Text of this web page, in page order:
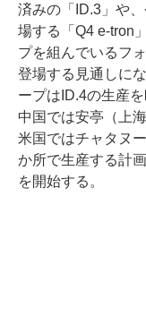
済みの「ID.3」や
場する「Q4 e-tron
プを組んでいるフ
登場する見通しに
ープはID.4の生産
中国では安亭（上
米国ではチャタヌ
か所で生産する計
を開始する。